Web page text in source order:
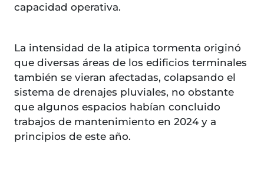
capacidad operativa.
La intensidad de la atipica tormenta originó
que diversas áreas de los edificios terminales
también se vieran afectadas, colapsando el
sistema de drenajes pluviales, no obstante
que algunos espacios habían concluido
trabajos de mantenimiento en 2024 y a
principios de este año.